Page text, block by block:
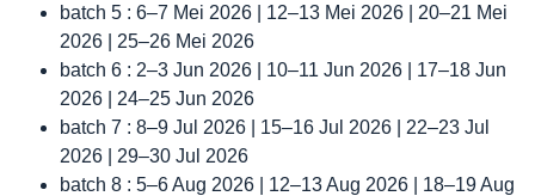
batch 5 : 6–7 Mei 2026 | 12–13 Mei 2026 | 20–21 Mei
2026 | 25–26 Mei 2026
batch 6 : 2–3 Jun 2026 | 10–11 Jun 2026 | 17–18 Jun
2026 | 24–25 Jun 2026
batch 7 : 8–9 Jul 2026 | 15–16 Jul 2026 | 22–23 Jul
2026 | 29–30 Jul 2026
batch 8 : 5–6 Aug 2026 | 12–13 Aug 2026 | 18–19 Aug